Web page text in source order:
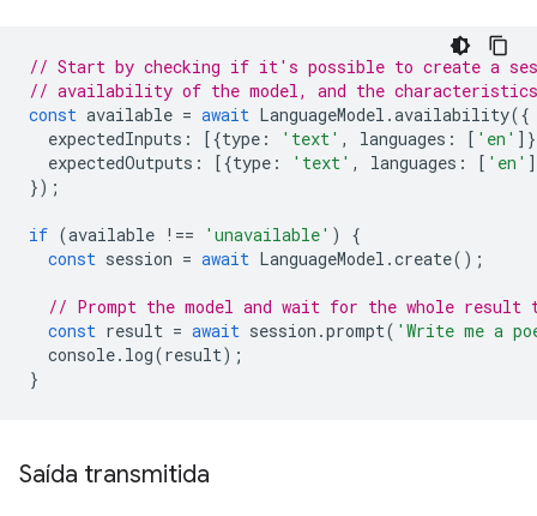
// Start by checking if it's possible to create a
// availability of the model, and the
const available = await LanguageModel .availability({
expectedInputs : [{type : 'text' , languages : [ 'en'
expectedOutputs : [{type : 'text' , languages : [ 'en'
});
if (available !== 'unavailable' )
{
const session = await LanguageModel .create();
// Prompt the model and wait for the whole result
const result = await session .prompt( 'Write me a
console. log(result);
}
Saída transmitida